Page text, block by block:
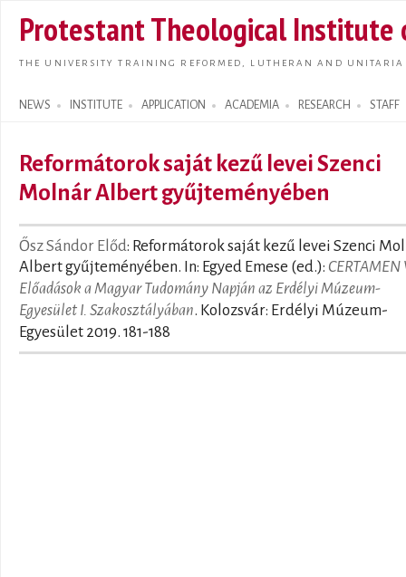
main
Protestant Theological Institute
THE UNIVERSITY TRAINING REFORMED, LUTHERAN AND
NEWS INSTITUTE APPLICATION ACADEMIA RESEARCH STAFF
Search form
Reformátorok saját kezű levei Szenci
Molnár Albert gyűjteményében
Ősz Sándor Előd: Reformátorok saját kezű levei Szenci
Albert gyűjteményében. In: Egyed Emese (ed.): CERTAMEN
Előadások a Magyar Tudomány Napján az Erdélyi Múzeum-
Egyesület I. Szakosztályában. Kolozsvár: Erdélyi Múzeum-
Egyesület 2019. 181-188